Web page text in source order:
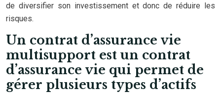
de diversifier son investissement et donc de réduire les
risques.
Un contrat d’assurance vie
multisupport est un contrat
d’assurance vie qui permet de
gérer plusieurs types d’actifs